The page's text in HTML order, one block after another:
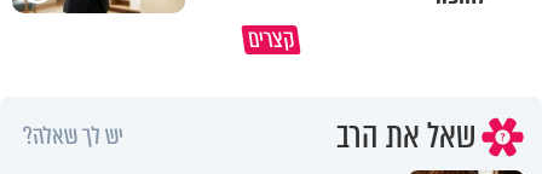
קצרים
סגולה בבוקר להסרת חששות ופחדים
במבט לאחור - האם התקופה
שאל את הרב יש לך שאלה?